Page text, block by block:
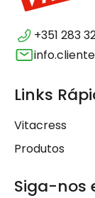
+351 283
Links
Vitacress
Produtos
Siga-nos